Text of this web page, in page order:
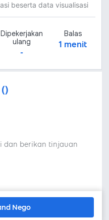
beserta data visualisasi
Dipekerjakan
ulang
-
Balas
1 menit
dan berikan tinjauan
Nego